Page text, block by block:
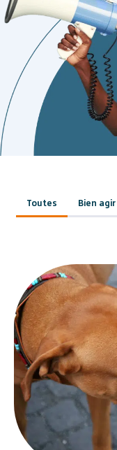
Toutes Bien agir